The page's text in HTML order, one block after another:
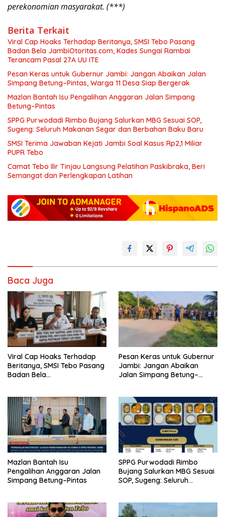
perekonomian masyarakat. (***)
Berita Terkait
Viral Cap Hoaks Terhadap Beritanya, SMSI Tebo Pasang
Badan Bela JambiOtoritas.com, Kades Sungai Rambai
Terancam Pasal 27A UU ITE
Pesan Keras untuk Gubernur Jambi: Jangan Abaikan Jalan
Simpang Betung–Pintas, Warga 11 Desa Siap Bergerak
Mazlan Bantah Isu Pengalihan Anggaran Jalan Simpang
Betung–Pintas
SPPG Purwodadi Rimbo Bujang Salurkan MBG Sesuai SOP,
Sugeng: Seluruh Makanan Segar dan Berbahan Baku Baru
SMSI Terima Jawaban Kejati Jambi Soal Kasus Rp2,1 Miliar
PUPR Tebo
Camat Tebo Ilir Tinjau Langsung Pelatihan Paskibraka, Beri
Semangat dan Perlengkapan Latihan
Baca Juga
Viral Cap Hoaks Terhadap
Beritanya, SMSI Tebo Pasang
Badan Bela
Pasal 27A UU ITE
Pesan Keras untuk Gubernur
Jambi: Jangan Abaikan
Jalan Simpang Betung–
Mazlan Bantah Isu
Pengalihan Anggaran Jalan
Simpang Betung–Pintas
SPPG Purwodadi Rimbo
Bujang Salurkan MBG Sesuai
SOP, Sugeng: Seluruh